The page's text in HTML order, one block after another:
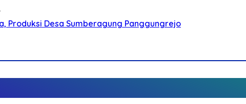
Produksi Desa Sumberagung Panggungrejo